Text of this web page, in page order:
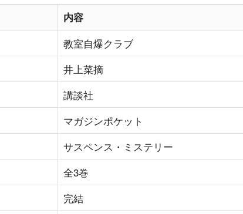
内容
教室自爆クラブ
井上菜摘
講談社
マガジンポケット
サスペンス・ミステリー
全3巻
完結